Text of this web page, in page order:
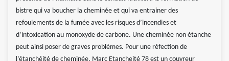
bistre qui va boucher la cheminée et qui va entrainer des
refoulements de la fumée avec les risques d’incendies et
d’intoxication au monoxyde de carbone. Une cheminée non étanche
peut ainsi poser de graves problèmes. Pour une réfection de
l’étanchéité de cheminée, Marc Etancheité 78 est un couvreur